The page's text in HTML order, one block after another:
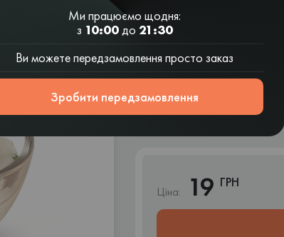
Соус
1 шт | 24 г
Склад:
Ціна: 19 ГРН
Ми працюємо щодня:
з 10:00до 21:30
Ви можете передзамовлення просто заказ
Зробити передзамовлення